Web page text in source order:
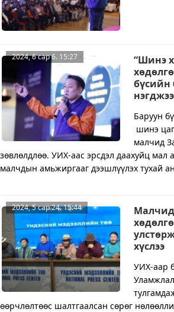
“Шинэ
бүсийн
нэгджээ
2024, 6 сар 6. 15:27
Баруун
шинэ
малчид
зөвлөлдлөө. УИХ-аас эрсдэл даахуйц мал
малчдын амьжиргааг дээшлүүлэх тухай
хүслээ
2024, 5 сар 24. 15:44
УИХ-аар
өөрчлөлтөөс шалтгаалсан сөрөг